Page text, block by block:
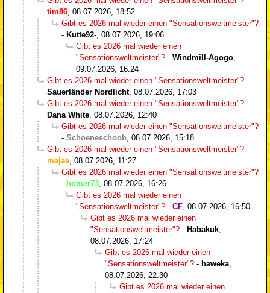
tim86 08.07.2026, 18:52
Gibt es 2026 mal wieder einen "Sensationsweltmeister"?
- Kutte92- 08.07.2026, 19:06
Gibt es 2026 mal wieder einen
"Sensationsweltmeister"? - Windmill-Agogo
09.07.2026, 16:24
Gibt es 2026 mal wieder einen "Sensationsweltmeister"? -
Sauerländer Nordlicht, 08.07.2026, 17:03
Gibt es 2026 mal wieder einen "Sensationsweltmeister"? -
Dana White 08.07.2026, 12:40
Gibt es 2026 mal wieder einen "Sensationsweltmeister"?
- Schoeneschooh 08.07.2026, 15:18
Gibt es 2026 mal wieder einen "Sensationsweltmeister"? -
majae 08.07.2026, 11:27
Gibt es 2026 mal wieder einen "Sensationsweltmeister"?
- homer73 08.07.2026, 16:26
Gibt es 2026 mal wieder einen
"Sensationsweltmeister"? - CF 08.07.2026, 16:50
Gibt es 2026 mal wieder einen
"Sensationsweltmeister"? - Habakuk
08.07.2026, 17:24
Gibt es 2026 mal wieder einen
"Sensationsweltmeister"? - haweka
08.07.2026, 22:30
Gibt es 2026 mal wieder einen